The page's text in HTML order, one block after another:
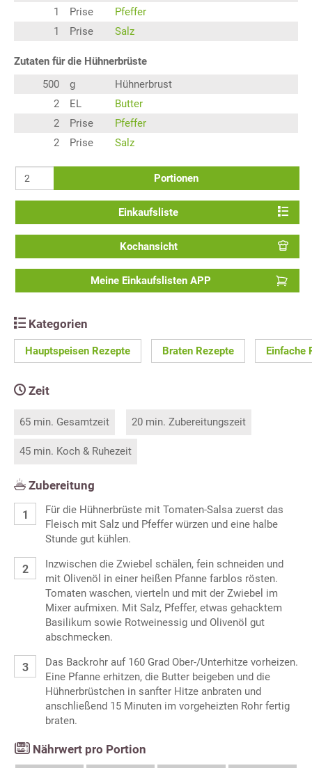
1
Prise
Pfeffer
1
Prise Salz
Zutaten für die Hühnerbrüste
500
g
Hühnerbrust
2
EL
Butter
2
Prise
Pfeffer
2
Prise Salz
Portionen
Einkaufsliste
Kochansicht
Meine Einkaufslisten APP
Kategorien
Hauptspeisen Rezepte Braten Rezepte Einfache
Zeit
65 min. Gesamtzeit 20 min. Zubereitungszeit
45 min. Koch & Ruhezeit
Zubereitung
Für die Hühnerbrüste mit Tomaten-Salsa zuerst das
Fleisch mit Salz und Pfeffer würzen und eine halbe
Stunde gut kühlen.
Inzwischen die Zwiebel schälen, fein schneiden und
mit Olivenöl in einer heißen Pfanne farblos rösten.
Tomaten waschen, vierteln und mit der Zwiebel im
Mixer aufmixen. Mit Salz, Pfeffer, etwas gehacktem
Basilikum sowie Rotweinessig und Olivenöl gut
abschmecken.
Das Backrohr auf 160 Grad Ober-/Unterhitze vorheizen.
Eine Pfanne erhitzen, die Butter beigeben und die
Hühnerbrüstchen in sanfter Hitze anbraten und
anschließend 15 Minuten im vorgeheizten Rohr fertig
braten.
Nährwert pro Portion